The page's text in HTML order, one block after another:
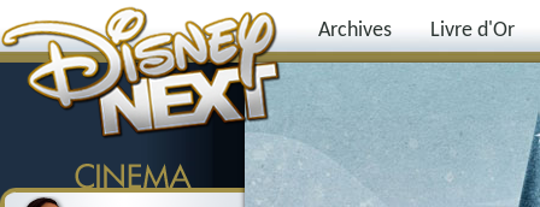
Archives Livre d'Or